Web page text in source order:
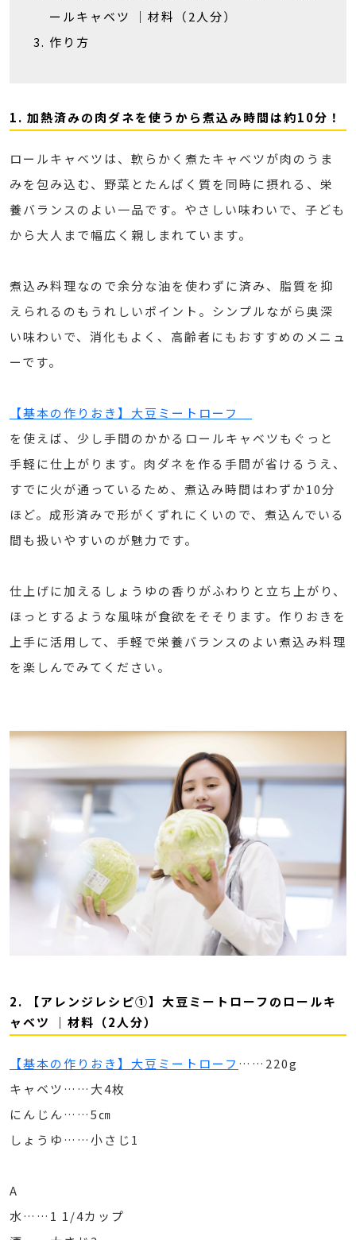
ールキャベツ ｜材料（2人分）
作り方
1. 加熱済みの肉ダネを使うから煮込み時間は約10分！
ロールキャベツは、軟らかく煮たキャベツが肉のうま
みを包み込む、野菜とたんぱく質を同時に摂れる、栄
養バランスのよい一品です。やさしい味わいで、子ども
から大人まで幅広く親しまれています。
煮込み料理なので余分な油を使わずに済み、脂質を抑
えられるのもうれしいポイント。シンプルながら奥深
い味わいで、消化もよく、高齢者にもおすすめのメニュ
ーです。
【基本の作りおき】大豆ミートローフ
を使えば、少し手間のかかるロールキャベツもぐっと
手軽に仕上がります。肉ダネを作る手間が省けるうえ、
すでに火が通っているため、煮込み時間はわずか10分
ほど。成形済みで形がくずれにくいので、煮込んでいる
間も扱いやすいのが魅力です。
仕上げに加えるしょうゆの香りがふわりと立ち上がり、
ほっとするような風味が食欲をそそります。作りおきを
上手に活用して、手軽で栄養バランスのよい煮込み料理
を楽しんでみてください。
2. 【アレンジレシピ①】大豆ミートローフのロールキ
ャベツ ｜材料（2人分）
【基本の作りおき】大豆ミートローフ ……220g
キャベツ……大4枚
にんじん……5㎝
しょうゆ……小さじ1
A
水……1 1/4カップ